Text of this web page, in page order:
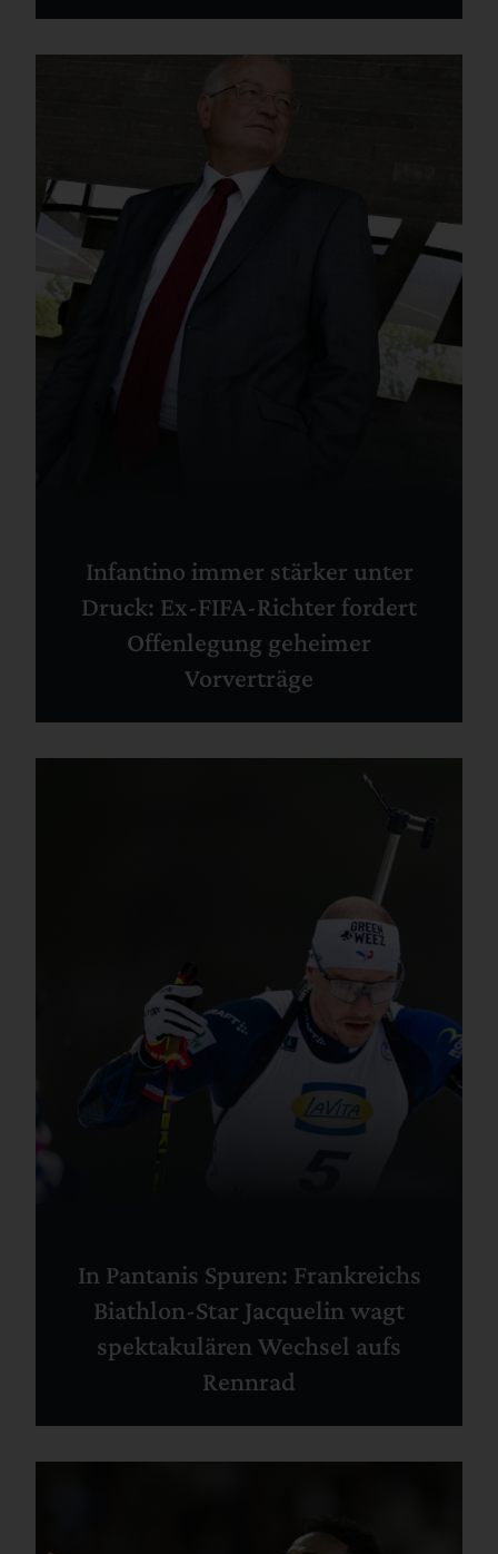
Infantino immer stärker unter
Druck: Ex-FIFA-Richter fordert
Offenlegung geheimer
Vorverträge
In Pantanis Spuren: Frankreichs
Biathlon-Star Jacquelin wagt
spektakulären Wechsel aufs
Rennrad